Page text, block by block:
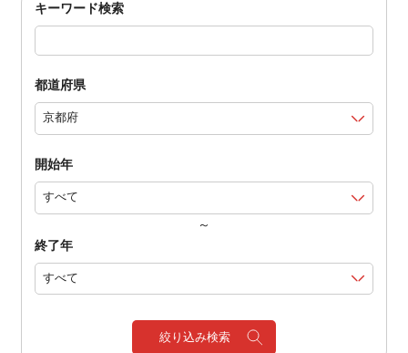
キーワード検索
都道府県
開始年
～
終了年
絞り込み検索